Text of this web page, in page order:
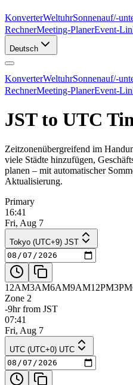
KonverterWeltuhrSonnenauf/-
RechnerMeeting-PlanerEvent-
Deutsch
KonverterWeltuhrSonnenauf/-
RechnerMeeting-PlanerEvent-
JST to UTC
Zeitzonenübergreifend im
viele Städte hinzufügen,
planen – mit automatischer
Aktualisierung.
Primary
16:41
Fri, Aug 7
Tokyo (UTC+9) JST
12AM3AM6AM9AM12PM3PM
Zone 2
-9hr from JST
07:41
Fri, Aug 7
UTC (UTC+0) UTC